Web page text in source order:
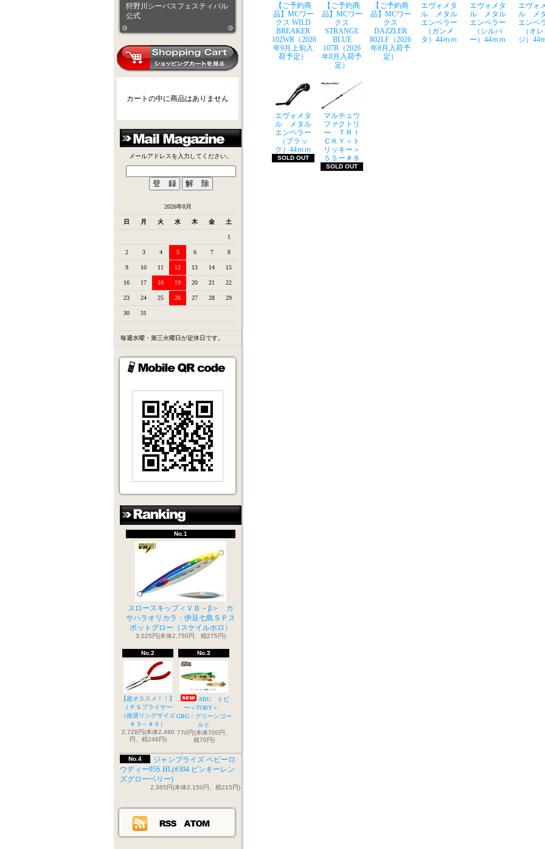
狩野川シーバスフェスティバル
公式
カートの中に商品はありません
メールアドレスを入力してください。
2026年8月
日 月 火 水 木 金 土
1
2 3 4 5 6 7 8
9 10 11 12 13 14 15
16 17 18 19 20 21 22
23 24 25 26 27 28 29
30 31
毎週水曜・第三火曜日が定休日です。
No.1
スロースキップ＜ＶＢ－β＞ カ
サハラオリカラ：伊豆七島ＳＰス
ポットグロー（スケイルホロ）
3,025円(本体2,750円、税275円)
No.2
【超オススメ！！】
ＪＰＳプライヤー
（推奨リングサイズ
＃３～＃５）
2,728円(本体2,480
円、税248円)
No.3
ABU トビ
ー＜TOBY＞
GRG：グリーンゴー
ルド
770円(本体700円、
税70円)
No.4
ジャンプライズ ベビーロ
ウディー95S HL(#304 ピンキーレン
ズグローベリー)
2,365円(本体2,150円、税215円)
【ご予約商
品】MCワー
クス WILD
BREAKER
102WR（2026
年9月上旬入
荷予定）
【ご予約商
品】MCワー
クス
STRANGE
BLUE
107R（2026
年8月入荷予
定）
【ご予約商
品】MCワー
クス
DAZZLER
802LF（2026
年8月入荷予
定）
エヴォメタ
ル メタル
エンペラー
（ガンメ
タ）44ｍｍ
エヴォメタ
ル メタル
エンペラー
（シルバ
ー）44ｍｍ
エヴォ
ル メ
エンペ
（オ
ジ）44
エヴォメタ
ル メタル
エンペラー
（ブラッ
ク）44ｍｍ
SOLD OUT
マルチュウ
ファクトリ
ー ＴＲＩ
ＣＫＹ＜ト
リッキー＞
５５ー＃８
SOLD OUT